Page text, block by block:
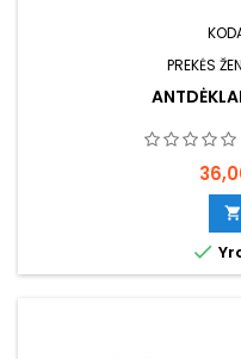
PREKĖS

